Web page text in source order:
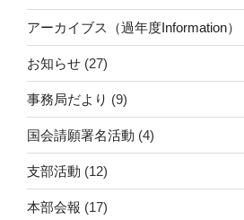
アーカイブス（過年度Information）
お知らせ (27)
事務局だより (9)
国会請願署名活動 (4)
支部活動 (12)
本部会報 (17)